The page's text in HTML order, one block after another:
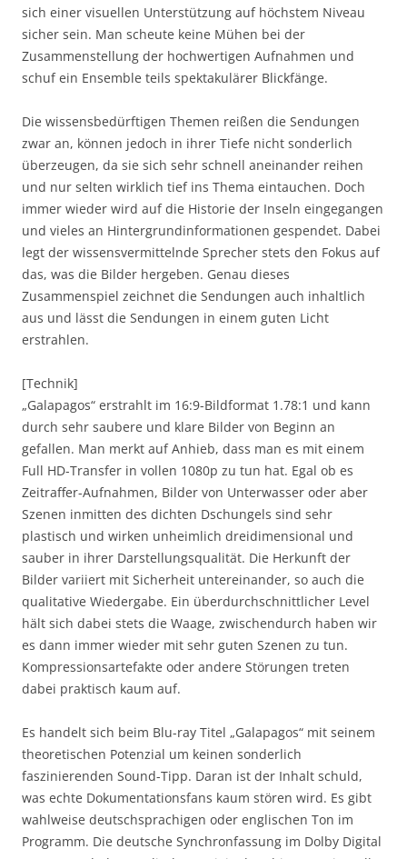
sich einer visuellen Unterstützung auf höchstem Niveau
sicher sein. Man scheute keine Mühen bei der
Zusammenstellung der hochwertigen Aufnahmen und
schuf ein Ensemble teils spektakulärer Blickfänge.
Die wissensbedürftigen Themen reißen die Sendungen
zwar an, können jedoch in ihrer Tiefe nicht sonderlich
überzeugen, da sie sich sehr schnell aneinander reihen
und nur selten wirklich tief ins Thema eintauchen. Doch
immer wieder wird auf die Historie der Inseln eingegangen
und vieles an Hintergrundinformationen gespendet. Dabei
legt der wissensvermittelnde Sprecher stets den Fokus auf
das, was die Bilder hergeben. Genau dieses
Zusammenspiel zeichnet die Sendungen auch inhaltlich
aus und lässt die Sendungen in einem guten Licht
erstrahlen.
[Technik]
„Galapagos“ erstrahlt im 16:9-Bildformat 1.78:1 und kann
durch sehr saubere und klare Bilder von Beginn an
gefallen. Man merkt auf Anhieb, dass man es mit einem
Full HD-Transfer in vollen 1080p zu tun hat. Egal ob es
Zeitraffer-Aufnahmen, Bilder von Unterwasser oder aber
Szenen inmitten des dichten Dschungels sind sehr
plastisch und wirken unheimlich dreidimensional und
sauber in ihrer Darstellungsqualität. Die Herkunft der
Bilder variiert mit Sicherheit untereinander, so auch die
qualitative Wiedergabe. Ein überdurchschnittlicher Level
hält sich dabei stets die Waage, zwischendurch haben wir
es dann immer wieder mit sehr guten Szenen zu tun.
Kompressionsartefakte oder andere Störungen treten
dabei praktisch kaum auf.
Es handelt sich beim Blu-ray Titel „Galapagos“ mit seinem
theoretischen Potenzial um keinen sonderlich
faszinierenden Sound-Tipp. Daran ist der Inhalt schuld,
was echte Dokumentationsfans kaum stören wird. Es gibt
wahlweise deutschsprachigen oder englischen Ton im
Programm. Die deutsche Synchronfassung im Dolby Digital